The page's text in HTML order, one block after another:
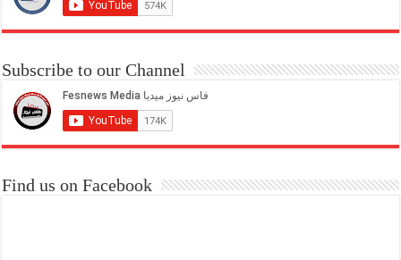
Subscribe to our Channel
Find us on Facebook